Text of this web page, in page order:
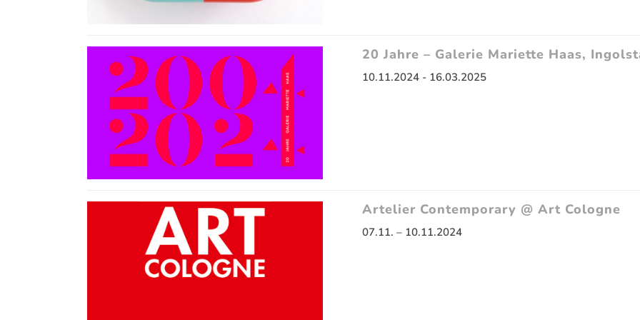
20 Jahre – Galerie Mariette Haas,
10.11.2024 - 16.03.2025
Artelier Contemporary @ Art Cologne
07.11. – 10.11.2024